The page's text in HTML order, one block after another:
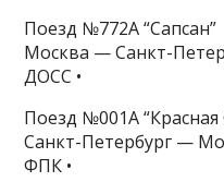
Поезд №772А “Сапсан”
Москва — Санкт-
ДОСС •
Поезд №001А “Красная
Санкт-Петербург —
ФПК •